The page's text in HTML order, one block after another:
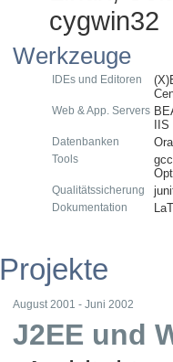
cygwin32
Werkzeuge
IDEs und Editoren
Web & App. Servers
IIS
Datenbanken
Tools
Qualitätssicherung
Dokumentation
Projekte
August 2001 - Juni 2002
J2EE und